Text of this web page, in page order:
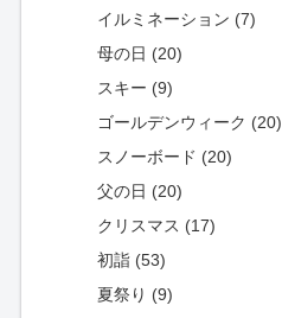
イルミネーション (7)
母の日 (20)
スキー (9)
ゴールデンウィーク (20)
スノーボード (20)
父の日 (20)
クリスマス (17)
初詣 (53)
夏祭り (9)